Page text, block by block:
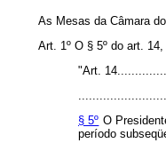
As Mesas da Câmara
Art. 1º O § 5º do art.
"Art.
§ 5º O
período